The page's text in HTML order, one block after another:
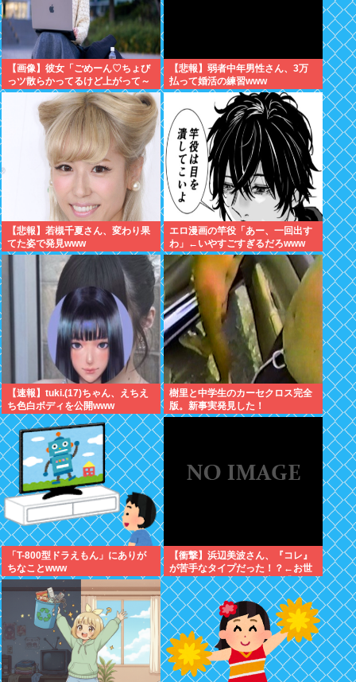
【画像】彼女「ごめーん♡ちょび
っツ散らかってるけど上がって～
～～！」⇒！！
【悲報】弱者中年男性さん、3万
払って婚活の練習www
【悲報】若槻千夏さん、変わり果
てた姿で発見www
エロ漫画の竿役「あー、一回出す
わ」←いやすごすぎるだろwww
【速報】tuki.(17)ちゃん、えちえ
ち色白ボディを公開www
樹里と中学生のカーセクロス完全
版。新事実発見した！
「T-800型ドラえもん」にありが
ちなことwww
【衝撃】浜辺美波さん、『コレ』
が苦手なタイプだった！？←お世
話してあげたい弱男が大量沸きし
てしまうw w w w w w w w w